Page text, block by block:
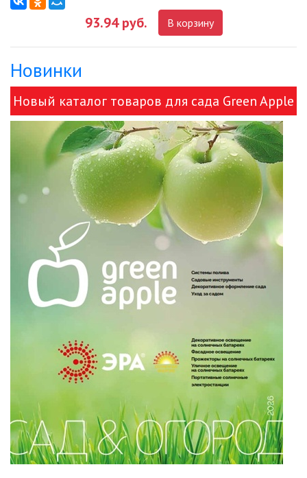
ДЕКОРАТИВНАЯ ПОДСВЕТКА
ДЕКОРАТИВНЫЕ СВЕТИЛЬНИКИ
ИЗОЛЯЦИОННАЯ ЛЕНТА
ИНФРАКРАСНЫЕ ЛАМПЫ
ИСТОЧНИКИ СВЕТА
КАБЕЛЕНЕСУЩИЕ СИСТЕМЫ
КАБЕЛЬ
КЛЕЙКИЕ ЛЕНТЫ
ЛИНЕЙНЫЕ СВЕТОДИОДНЫЕ
СВЕТИЛЬНИКИ
ЛЮСТРЫ
МОДУЛЬНЫЕ СИСТЕМЫ
ОСВЕЩЕНИЯ (LED МОДУЛИ)
93.94 руб. В корзину
Новинки
Новый каталог товаров для сада Green Apple
и ЭРА!